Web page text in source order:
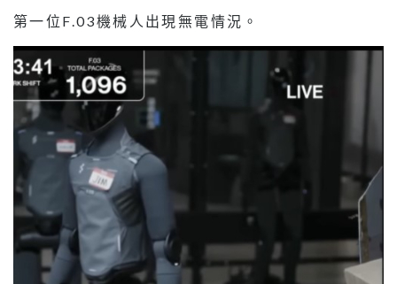
第一位F.03機械人出現無電情況。